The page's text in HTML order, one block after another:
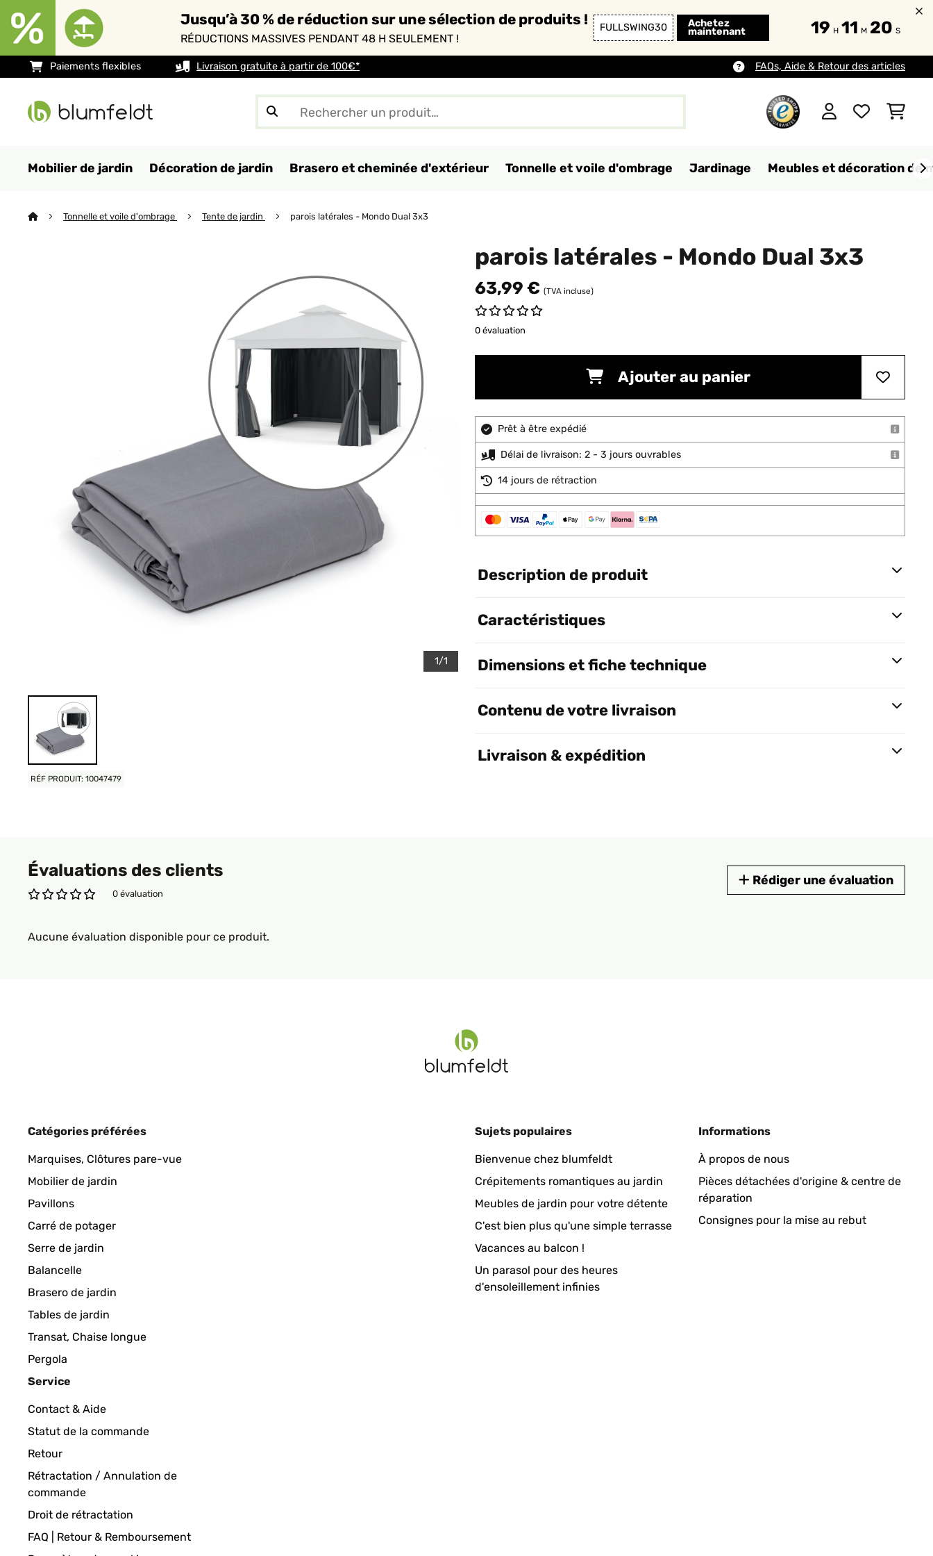
Jusqu’à 30 % de réduction sur une sélection de produits !
RÉDUCTIONS MASSIVES PENDANT 48 H SEULEMENT !
FULLSWING30 Achetez
maintenant 19 H 11 M 18 S
Paiements flexibles Livraison gratuite à partir de 100€* FAQs, Aide & Retour des articles
Mobilier de jardin Décoration de jardin Brasero et cheminée d'extérieur Tonnelle et voile d'ombrage Jardinage Meubles et décoration de
Tonnelle et voile d'ombrage Tente de jardin parois latérales - Mondo Dual 3x3
1/1
RÉF PRODUIT: 10047479
parois latérales - Mondo Dual 3x3
63,99 € (TVA incluse)
0 évaluation
Ajouter au panier
Prêt à être expédié
Délai de livraison: 2 - 3 jours ouvrables
14 jours de rétraction
Description de produit
Caractéristiques
Dimensions et fiche technique
Contenu de votre livraison
Livraison & expédition
Évaluations des clients
0 évaluation
Rédiger une évaluation
Aucune évaluation disponible pour ce produit.
Catégories préférées
Marquises, Clôtures pare-vue
Mobilier de jardin
Pavillons
Carré de potager
Serre de jardin
Balancelle
Brasero de jardin
Tables de jardin
Transat, Chaise longue
Pergola
Sujets populaires
Bienvenue chez blumfeldt
Crépitements romantiques au jardin
Meubles de jardin pour votre détente
C'est bien plus qu'une simple terrasse
Vacances au balcon !
Un parasol pour des heures
d'ensoleillement infinies
Informations
À propos de nous
Pièces détachées d'origine & centre de
réparation
Consignes pour la mise au rebut
Service
Contact & Aide
Statut de la commande
Retour
Rétractation / Annulation de
commande
Droit de rétractation
FAQ | Retour & Remboursement